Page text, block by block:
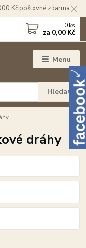
Kč poštovné zdarma
Menu
Hledat
0 ks
za 0,00 Kč
dráhy